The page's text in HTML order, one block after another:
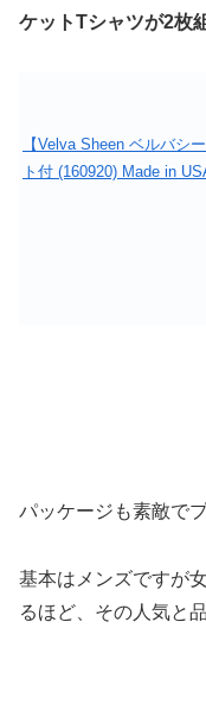
ケットTシャツが2枚
【Velva Sheen ベルバシ
ト付 (160920) Made in
パッケージも素敵で
基本はメンズですが
るほど、その人気と